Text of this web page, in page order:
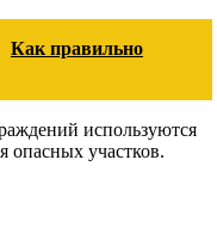
Как правильно
используются
опасных участков.